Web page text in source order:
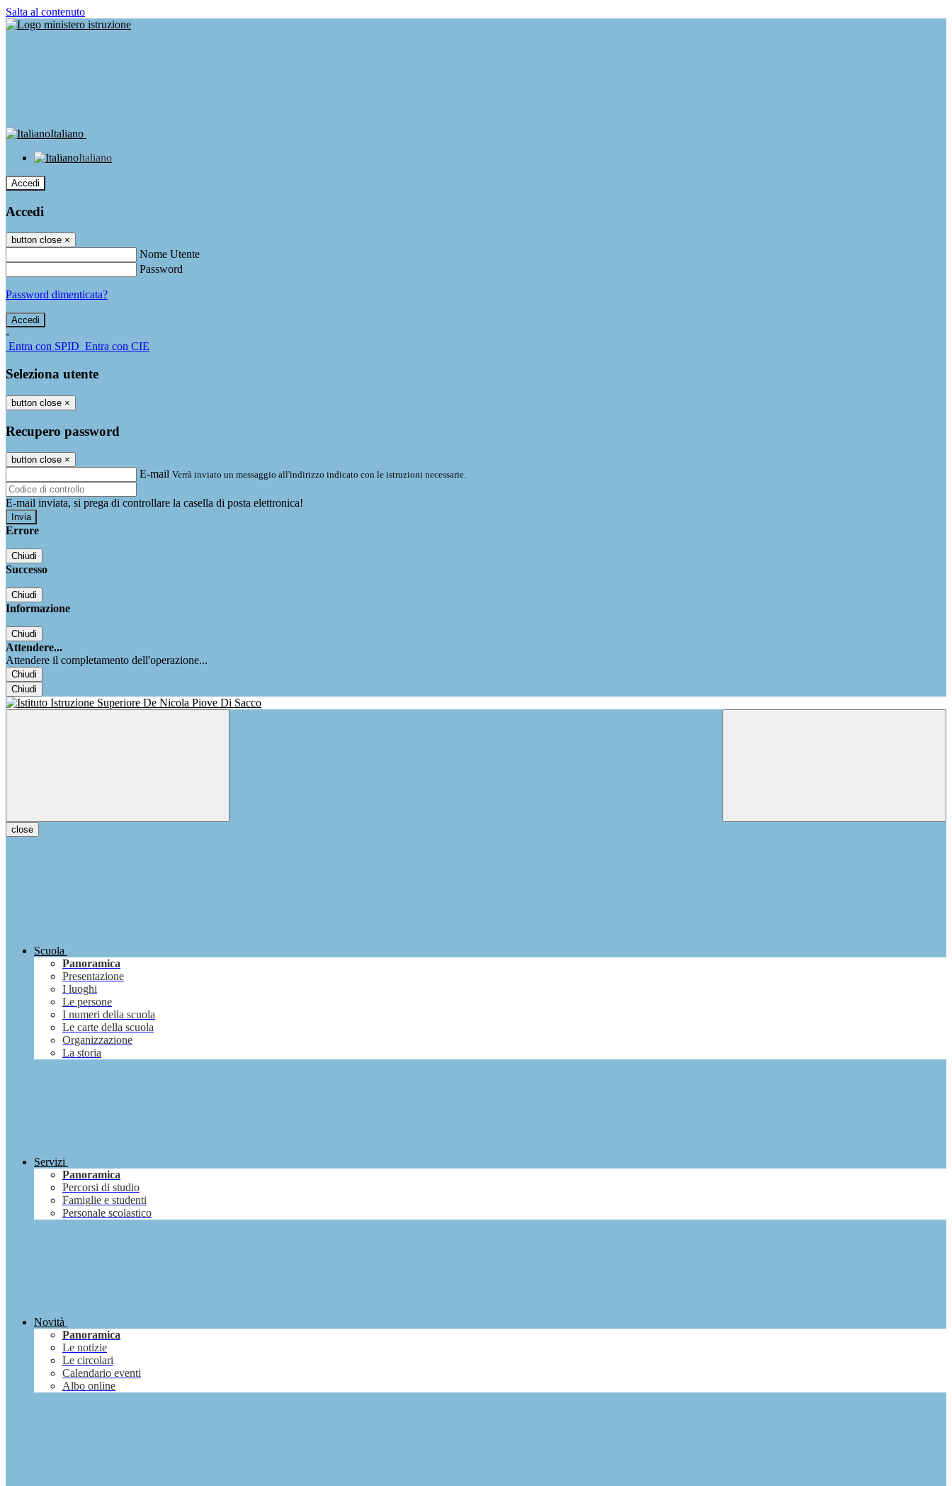
Salta al contenuto
Italiano
Italiano
Accedi
Accedi
button close ×
Nome Utente
Password
Password dimenticata?
-
Entra con SPID Entra con CIE
Seleziona utente
button close ×
Recupero password
button close ×
E-mail Verrà inviato un messaggio all'indirizzo indicato con le istruzioni necessarie.
E-mail inviata, si prega di controllare la casella di posta elettronica!
Errore
Chiudi
Successo
Chiudi
Informazione
Chiudi
Attendere...
Attendere il completamento dell'operazione...
Chiudi
Chiudi
close
Scuola
Panoramica
Presentazione
I luoghi
Le persone
I numeri della scuola
Le carte della scuola
Organizzazione
La storia
Servizi
Panoramica
Percorsi di studio
Famiglie e studenti
Personale scolastico
Novità
Panoramica
Le notizie
Le circolari
Calendario eventi
Albo online